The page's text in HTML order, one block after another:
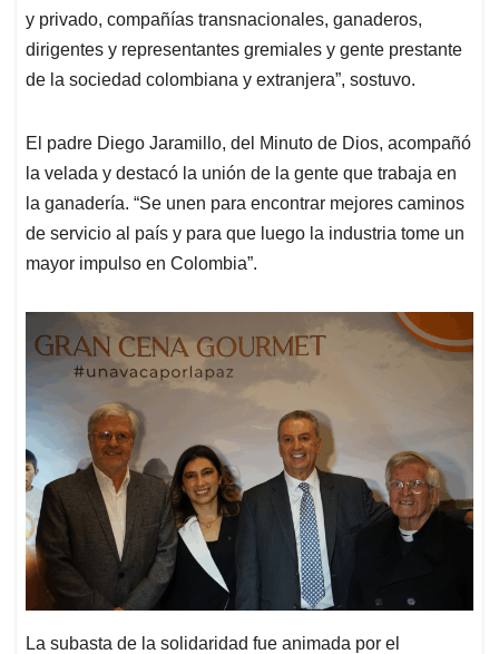
y privado, compañías transnacionales, ganaderos,
dirigentes y representantes gremiales y gente prestante
de la sociedad colombiana y extranjera”, sostuvo.
El padre Diego Jaramillo, del Minuto de Dios, acompañó
la velada y destacó la unión de la gente que trabaja en
la ganadería. “Se unen para encontrar mejores caminos
de servicio al país y para que luego la industria tome un
mayor impulso en Colombia”.
La subasta de la solidaridad fue animada por el